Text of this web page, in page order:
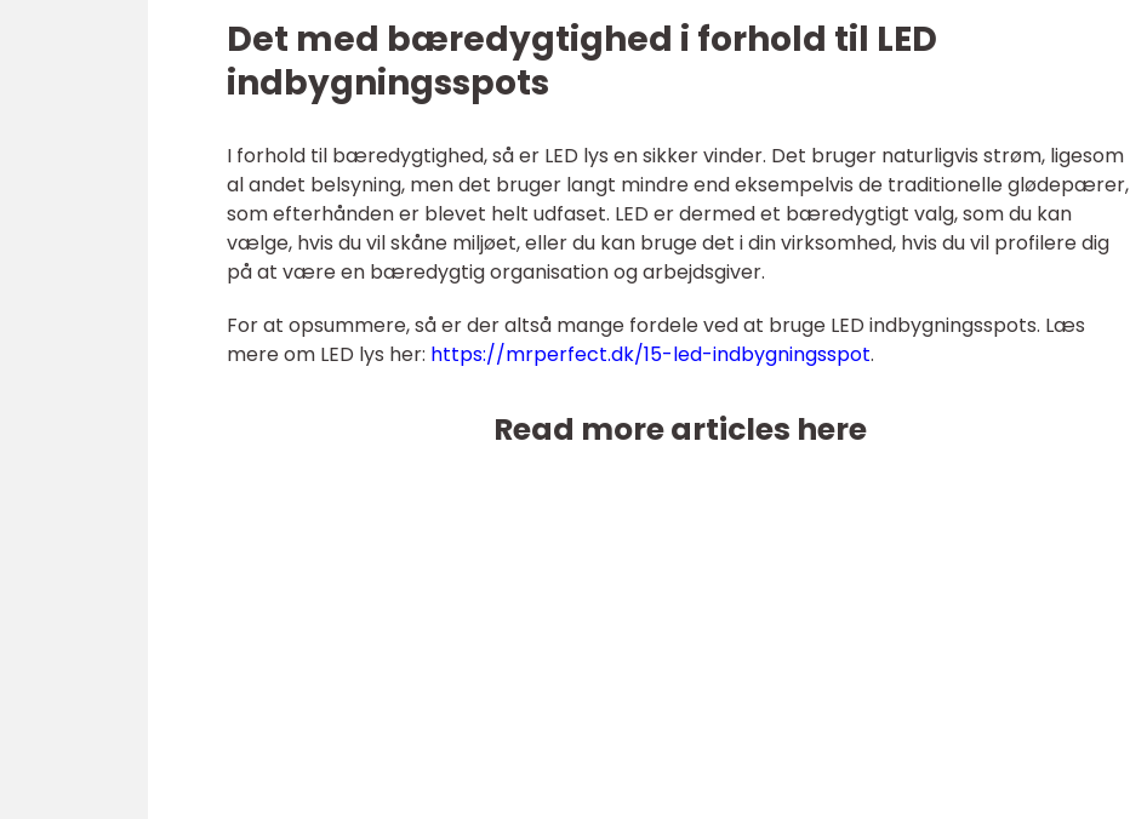
Det med bæredygtighed i forhold til LED
indbygningsspots
I forhold til bæredygtighed, så er LED lys en sikker vinder. Det bruger naturligvis strøm, ligesom
al andet belsyning, men det bruger langt mindre end eksempelvis de traditionelle glødepærer,
som efterhånden er blevet helt udfaset. LED er dermed et bæredygtigt valg, som du kan
vælge, hvis du vil skåne miljøet, eller du kan bruge det i din virksomhed, hvis du vil profilere dig
på at være en bæredygtig organisation og arbejdsgiver.
For at opsummere, så er der altså mange fordele ved at bruge LED indbygningsspots. Læs
mere om LED lys her: https://mrperfect.dk/15-led-indbygningsspot.
Read more articles here